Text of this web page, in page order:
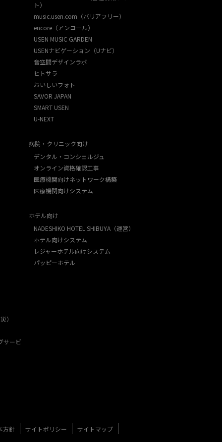
）
サービ
ト）
music.usen.com（バリアフリー）
encore（アンコール）
USEN MUSIC GARDEN
USENナビゲーション（Uナビ）
音空間デザインラボ
ヒトサラ
おいしいフォト
SAVOR JAPAN
SMART USEN
U-NEXT
病院・クリニック向け
デンタル・コンシェルジュ
オンライン資格確認工事
医療機関向けネットワーク構築
医療機関向けシステム
ホテル向け
NADESHIKO HOTEL SHIBUYA（運営）
ホテル向けシステム
レジャーホテル向けシステム
パッピーホテル
方針 サイトポリシー サイトマップ